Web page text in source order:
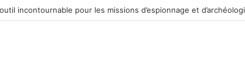
d’occasion en plein essor